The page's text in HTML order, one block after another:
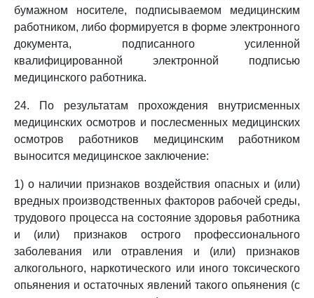
бумажном носителе, подписываемом медицинским
работником, либо формируется в форме электронного
документа, подписанного усиленной
квалифицированной электронной подписью
медицинского работника.
24. По результатам прохождения внутрисменных
медицинских осмотров и послесменных медицинских
осмотров работников медицинским работником
выносится медицинское заключение:
1) о наличии признаков воздействия опасных и (или)
вредных производственных факторов рабочей среды,
трудового процесса на состояние здоровья работника
и (или) признаков острого профессионального
заболевания или отравления и (или) признаков
алкогольного, наркотического или иного токсического
опьянения и остаточных явлений такого опьянения (с